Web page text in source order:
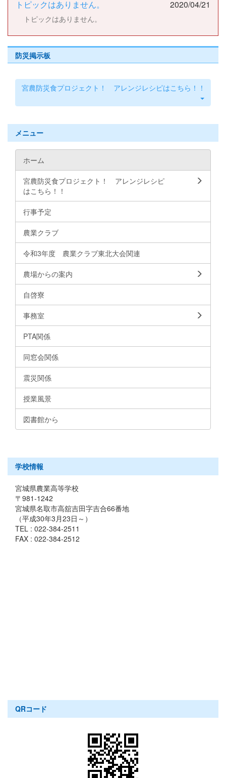
トピックはありません。 2020/04/21
トピックはありません。
防災掲示板
宮農防災食プロジェクト！ アレンジレシピはこちら！！
メニュー
ホーム
宮農防災食プロジェクト！ アレンジレシピ
はこちら！！
行事予定
農業クラブ
令和3年度 農業クラブ東北大会関連
農場からの案内
自啓寮
事務室
PTA関係
同窓会関係
震災関係
授業風景
図書館から
学校情報
宮城県農業高等学校
〒981-1242
宮城県名取市高舘吉田字吉合66番地
（平成30年3月23日～）
TEL : 022-384-2511
FAX : 022-384-2512
QRコード